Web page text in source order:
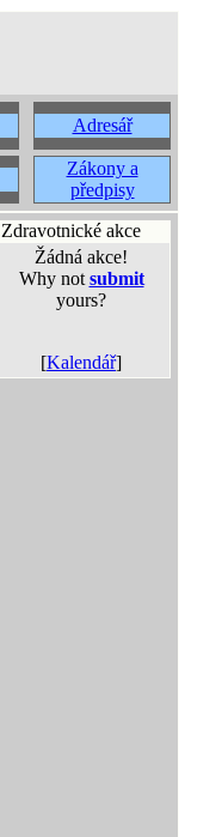
Adresář
Zákony a
předpisy
Zdravotnické akce
Žádná akce!
Why not submit
yours?
[Kalendář]